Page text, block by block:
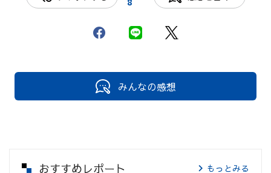
みんなの感想
おすすめレポート もっとみる